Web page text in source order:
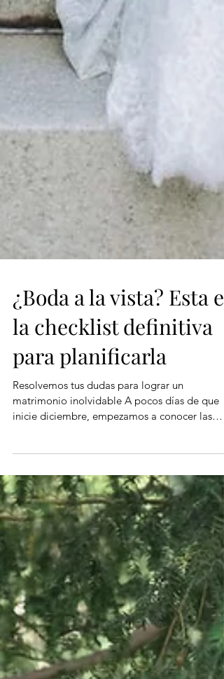
¿Boda a la vista? Esta es
la checklist definitiva
para planificarla
inicie diciembre, empezamos a conocer las
tendencias en...